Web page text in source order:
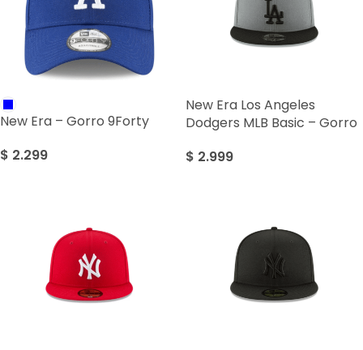
New Era – Gorro 9Forty
$ 2.299
New Era Los Angeles
Dodgers MLB Basic – Gorro
$ 2.999